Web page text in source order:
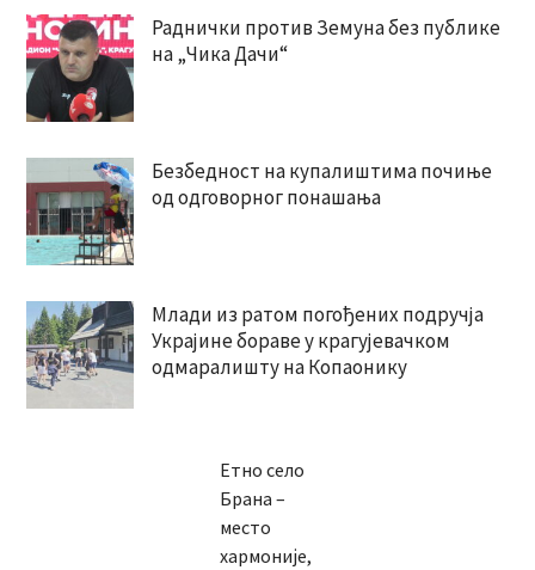
Раднички против Земуна без публике
на „Чика Дачи“
Безбедност на купалиштима почиње
од одговорног понашања
Млади из ратом погођених подручја
Украјине бораве у крагујевачком
одмаралишту на Копаонику
Етно село
Брана –
место
хармоније,